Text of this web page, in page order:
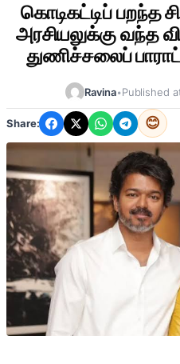
கொடிகட்டிப் பறந்த
அரசியலுக்கு வந்த
துணிச்சலைப்
Ravina•Published
Share: 😊